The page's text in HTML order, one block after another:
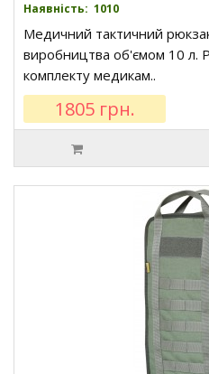
Наявність: 1010
Медичний тактичний
виробництва об'ємом 10 л.
комплекту медикам..
1805 грн.